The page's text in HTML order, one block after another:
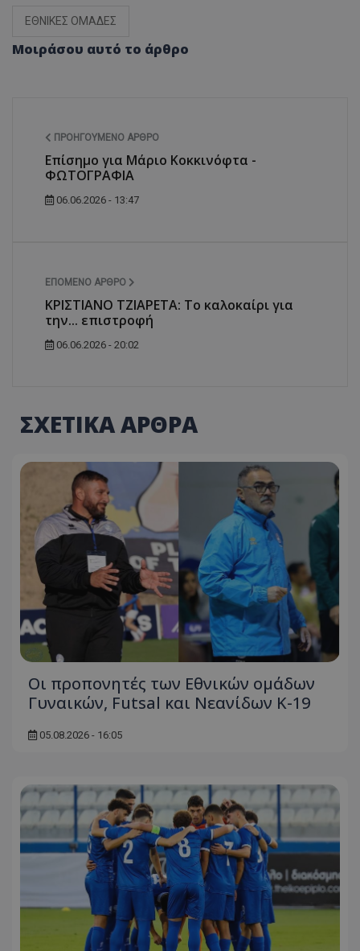
ΕΘΝΙΚΕΣ ΟΜΑΔΕΣ
Μοιράσου αυτό το άρθρο
ΠΡΟΗΓΟΎΜΕΝΟ ΆΡΘΡΟ
Επίσημο για Μάριο Κοκκινόφτα -
ΦΩΤΟΓΡΑΦΙΑ
06.06.2026 - 13:47
ΕΠΌΜΕΝΟ ΆΡΘΡΟ
ΚΡΙΣΤΙΑΝΟ ΤΖΙΑΡΕΤΑ: Το καλοκαίρι για
την... επιστροφή
06.06.2026 - 20:02
ΣΧΕΤΙΚΑ ΑΡΘΡΑ
Οι προπονητές των Εθνικών ομάδων
Γυναικών, Futsal και Νεανίδων Κ-19
05.08.2026 - 16:05